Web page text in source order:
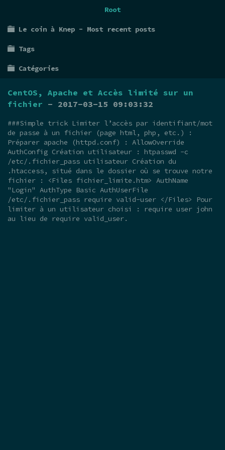
Root
Le coin à Knep - Most recent posts
Tags
Catégories
CentOS, Apache et Accès limité sur un
fichier - 2017-03-15 09:03:32
###Simple trick Limiter l’accès par identifiant/mot
de passe à un fichier (page html, php, etc.) :
Préparer apache (httpd.conf) : AllowOverride
AuthConfig Création utilisateur : htpasswd -c
/etc/.fichier_pass utilisateur Création du
.htaccess, situé dans le dossier où se trouve notre
fichier : <Files fichier_limite.htm> AuthName
"Login" AuthType Basic AuthUserFile
/etc/.fichier_pass require valid-user </Files> Pour
limiter à un utilisateur choisi : require user john
au lieu de require valid_user.